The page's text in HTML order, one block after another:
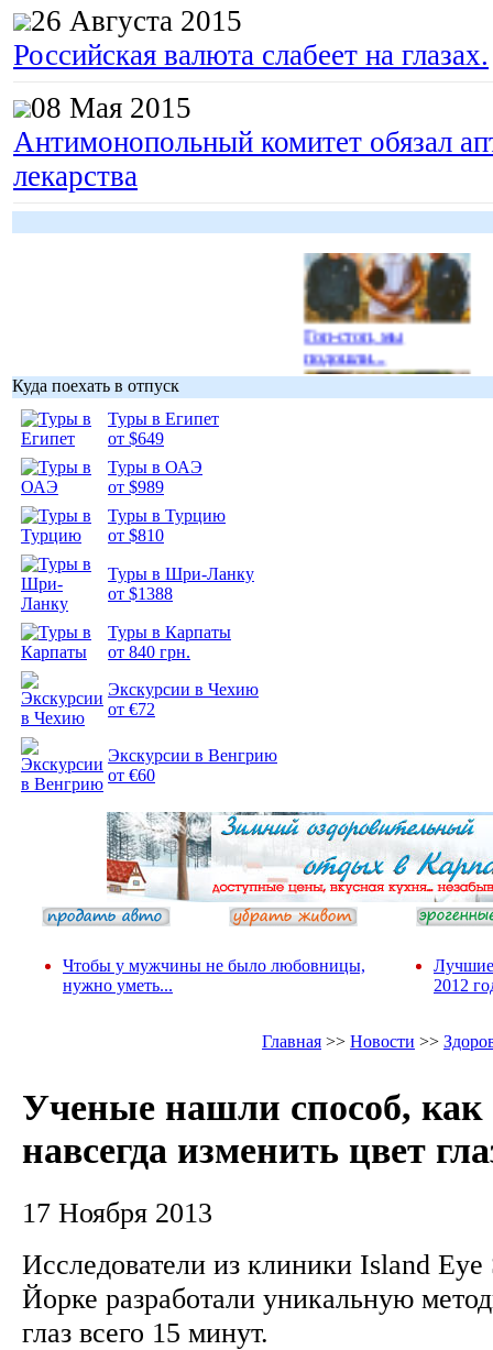
26 Августа 2015
Российская валюта слабеет на глазах.
08 Мая 2015
Антимонопольный комитет обязал
лекарства
Гоп-стоп, мы
подошли...
Куда поехать в отпуск
Туры в Египет
от $649
Туры в ОАЭ
от $989
Туры в Турцию
от $810
Туры в Шри-Ланку
от $1388
Туры в Карпаты
от 840 грн.
Экскурсии в Чехию
от €72
Экскурсии в Венгрию
от €60
Чтобы у мужчины не было любовницы,
нужно уметь...
Лучшие
2012
Главная >> Новости >>
Ученые нашли способ, как
навсегда изменить цвет
17 Ноября 2013
Исследователи из клиники Island
Йорке разработали уникальную
глаз всего 15 минут.